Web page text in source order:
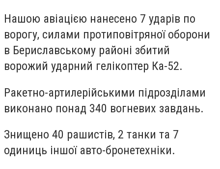
Нашою авіацією нанесено 7 ударів по
ворогу, силами протиповітряної оборони
в Бериславському районі збитий
ворожий ударний гелікоптер Ка-52.
Ракетно-артилерійськими підрозділами
виконано понад 340 вогневих завдань.
Знищено 40 рашистів, 2 танки та 7
одиниць іншої авто-бронетехніки.